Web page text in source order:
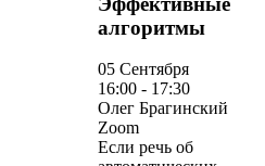
алгоритмы
05 Сентября
16:00 - 17:30
Олег Брагинский
Zoom
Если речь об